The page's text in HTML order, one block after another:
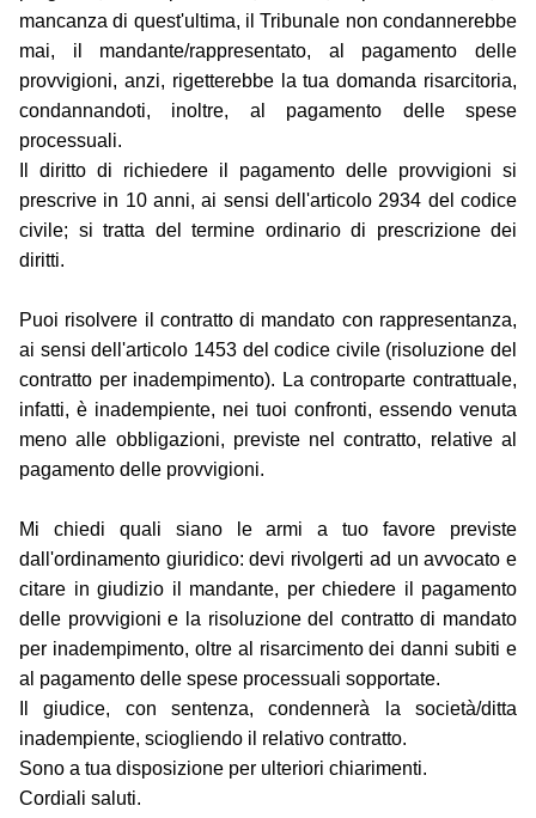
mancanza di quest'ultima, il Tribunale non condannerebbe
mai, il mandante/rappresentato, al pagamento delle
provvigioni, anzi, rigetterebbe la tua domanda risarcitoria,
condannandoti, inoltre, al pagamento delle spese
processuali.
Il diritto di richiedere il pagamento delle provvigioni si
prescrive in 10 anni, ai sensi dell'articolo 2934 del codice
civile; si tratta del termine ordinario di prescrizione dei
diritti.
Puoi risolvere il contratto di mandato con rappresentanza,
ai sensi dell'articolo 1453 del codice civile (risoluzione del
contratto per inadempimento). La controparte contrattuale,
infatti, è inadempiente, nei tuoi confronti, essendo venuta
meno alle obbligazioni, previste nel contratto, relative al
pagamento delle provvigioni.
Mi chiedi quali siano le armi a tuo favore previste
dall'ordinamento giuridico: devi rivolgerti ad un avvocato e
citare in giudizio il mandante, per chiedere il pagamento
delle provvigioni e la risoluzione del contratto di mandato
per inadempimento, oltre al risarcimento dei danni subiti e
al pagamento delle spese processuali sopportate.
Il giudice, con sentenza, condennerà la società/ditta
inadempiente, sciogliendo il relativo contratto.
Sono a tua disposizione per ulteriori chiarimenti.
Cordiali saluti.